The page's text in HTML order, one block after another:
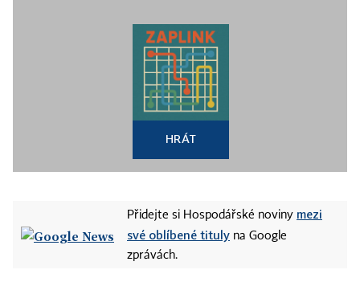
HRÁT
Přidejte si Hospodářské noviny mezi
své oblíbené tituly na Google
zprávách.